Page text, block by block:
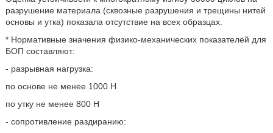
разрушение материала (сквозные разрушения и трещины нитей
основы и утка) показала отсутствие на всех образцах.
* Нормативные значения физико-механических показателей для
БОП составляют:
- разрывная нагрузка:
по основе не менее 1000 Н
по утку не менее 800 Н
- сопротивление раздиранию: